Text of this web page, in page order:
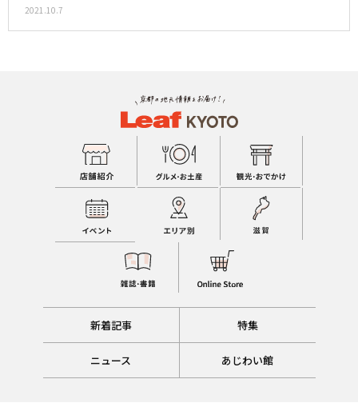
2021.10.7
新着記事 特集
ニュース あじわい館